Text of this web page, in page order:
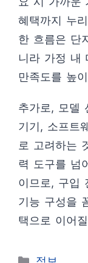
혜택까지 누
한 흐름은 단
니라 가정 내
만족도를 높
추가로, 모델
기기, 소프트
로 고려하는
력 도구를 넘
이므로, 구입
기능 구성을
택으로 이어
카